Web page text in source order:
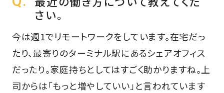
さい。
今は週1でリモートワークをしています。在宅だっ
たり、最寄りのターミナル駅にあるシェアオフィス
だったり。家庭持ちとしてはすごく助かりますね。上
司からは「もっと増やしていい」と言われています